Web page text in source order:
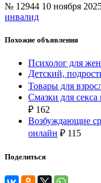
№ 12944 10 ноября
инвалид
Похожие объявления
Психолог для
Детский,
Товары для
Смазки для
₽ 162
Возбуждающие
онлайн ₽ 115
Поделиться